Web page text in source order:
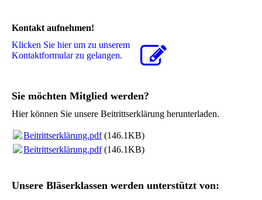
Kontakt aufnehmen!
Klicken Sie hier um zu unserem
Kon­takt­for­mu­lar zu gelangen.
Sie möchten Mitglied werden?
Hier können Sie unsere Beitrittserklärung herunterladen.
Beitrittserklärung.pdf(146.1KB)
Beitrittserklärung.pdf(146.1KB)
Unsere Bläserklassen werden unterstützt von: